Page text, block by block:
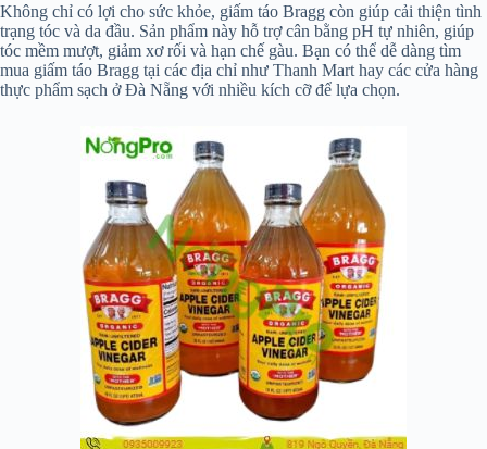
Không chỉ có lợi cho sức khỏe, giấm táo Bragg còn giúp cải thiện tình
trạng tóc và da đầu. Sản phẩm này hỗ trợ cân bằng pH tự nhiên, giúp
tóc mềm mượt, giảm xơ rối và hạn chế gàu. Bạn có thể dễ dàng tìm
mua giấm táo Bragg tại các địa chỉ như Thanh Mart hay các cửa hàng
thực phẩm sạch ở Đà Nẵng với nhiều kích cỡ để lựa chọn.